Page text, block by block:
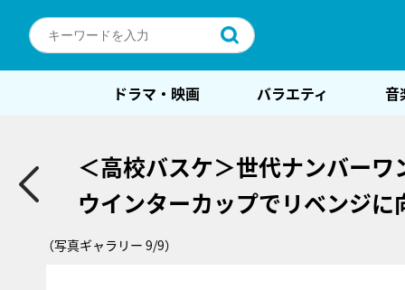
ドラマ・映画 バラエティ 音
＜高校バスケ＞世代ナンバー
ウインターカップでリベンジに
（写真ギャラリー 9/9）